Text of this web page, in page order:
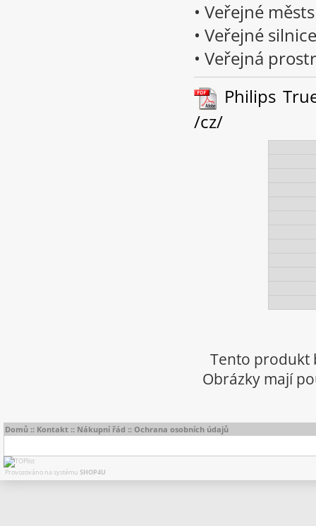
• Veřejné
• Veřejné
• Veřejná
Philips
/cz/
Tento produkt
Obrázky mají
Domů :: Kontakt :: Nákupní řád :: Ochrana osobních údajů
Provozováno na systému SHOP4U